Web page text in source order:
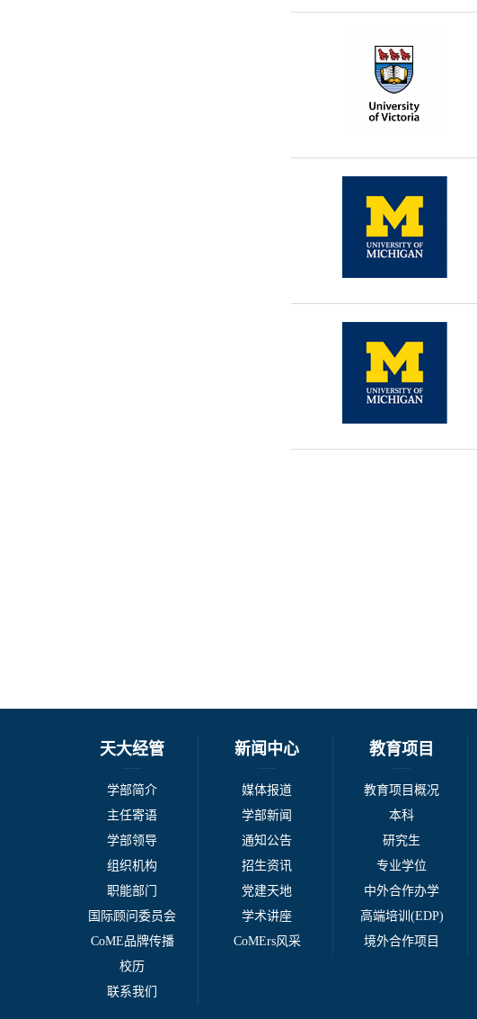
天大经管
学部简介
主任寄语
学部领导
组织机构
职能部门
国际顾问委员会
CoME品牌传播
校历
联系我们
新闻中心
媒体报道
学部新闻
通知公告
招生资讯
党建天地
学术讲座
CoMErs风采
教育项目
教育项目概况
本科
研究生
专业学位
中外合作办学
高端培训(EDP)
境外合作项目